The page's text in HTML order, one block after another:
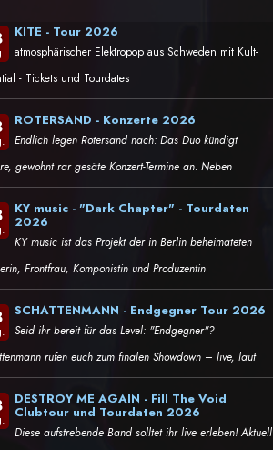
KITE - Tour 2026
atmosphärischer Elektropop aus Schweden mit Kult-
- Tickets und Tourdates
ROTERSAND - Konzerte 2026
Endlich legen Rotersand nach: Das Duo kündigt
gewohnt rar gesäte Konzert-Termine an. Neben
KY music - "Dark Chapter" - Tourdaten
2026
KY music ist das Projekt der in Berlin beheimateten
Frontfrau, Komponistin und Produzentin
SCHATTENMANN - Endgegner Tour 2026
Seid ihr bereit für das Level: "Endgegner"?
rufen euch zum finalen Showdown – live, laut
DESTROY ME AGAIN - Fill The Void
Clubtour und Tourdaten 2026
Diese aufstrebende Band solltet ihr live erleben! Aktuell